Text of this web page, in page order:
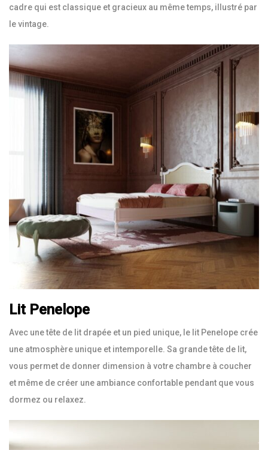
cadre qui est classique et gracieux au même temps, illustré par
le vintage.
Lit Penelope
Avec une tête de lit drapée et un pied unique, le lit Penelope crée
une atmosphère unique et intemporelle. Sa grande tête de lit,
vous permet de donner dimension à votre chambre à coucher
et même de créer une ambiance confortable pendant que vous
dormez ou relaxez.